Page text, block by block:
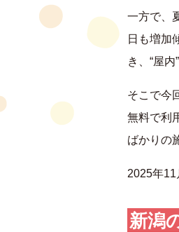
一方で、
日も増加
き、“屋
そこで今
無料で利
ばかりの
2025年
新潟